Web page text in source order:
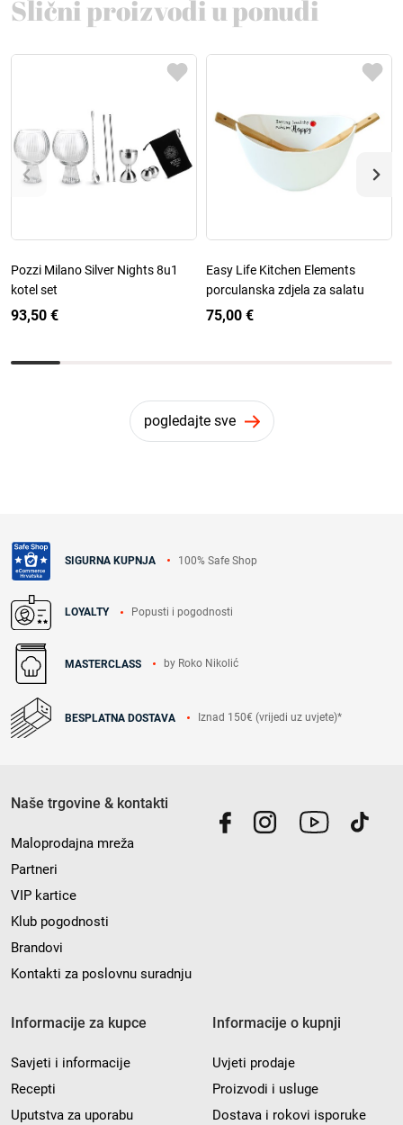
Slični proizvodi u ponudi
Pozzi Milano Silver Nights 8u1
kotel set
93,50 €
Easy Life Kitchen Elements
porculanska zdjela za salatu
75,00 €
pogledajte sve
SIGURNA KUPNJA 100% Safe Shop
LOYALTY Popusti i pogodnosti
MASTERCLASS by Roko Nikolić
BESPLATNA DOSTAVA Iznad 150€ (vrijedi uz uvjete)*
Naše trgovine & kontakti
Maloprodajna mreža
Partneri
VIP kartice
Klub pogodnosti
Brandovi
Kontakti za poslovnu suradnju
Informacije za kupce
Savjeti i informacije
Recepti
Uputstva za uporabu
Informacije o kupnji
Uvjeti prodaje
Proizvodi i usluge
Dostava i rokovi isporuke